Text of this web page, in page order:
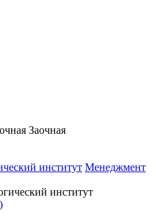
Заочная
институт Менеджмент